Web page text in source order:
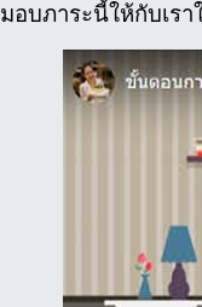
มอบภาระนี้ให้กับเร